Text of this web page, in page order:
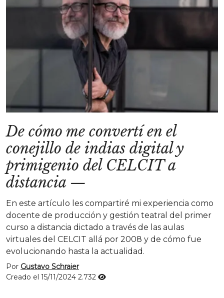
De cómo me convertí en el
conejillo de indias digital y
primigenio del CELCIT a
distancia —
En este artículo les compartiré mi experiencia como
docente de producción y gestión teatral del primer
curso a distancia dictado a través de las aulas
virtuales del CELCIT allá por 2008 y de cómo fue
evolucionando hasta la actualidad.
Por Gustavo Schraier
Creado el 15/11/2024 2.732